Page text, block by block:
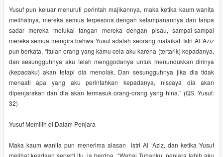
Yusuf pun keluar menuruti perintah majikannya, maka ketika kaum wanita
melihatnya, mereka semua terpesona dengan ketampanannya dan tanpa
sadar mereka melukai tangan mereka dengan pisau, sampai-sampai
mereka semua mengira bahwa Yusuf adalah seorang malaikat. Istri Al ‘Aziz
pun berkata, “Itulah orang yang kamu cela aku karena (tertarik) kepadanya,
dan sesungguhnya aku telah menggodanya untuk menundukkan dirinya
(kepadaku) akan tetapi dia menolak. Dan sesungguhnya jika dia tidak
menaati apa yang aku perintahkan kepadanya, niscaya dia akan
dipenjarakan dan dia akan termasuk orang-orang yang hina.” (QS. Yusuf:
32)
Yusuf Memilih di Dalam Penjara
Maka kaum wanita pun menerima alasan istri Al ‘Aziz, dan ketika Yusuf
melihat keadaan seperti itu, ia berdoa, “Wahai Tuhanku, penjara lebih aku